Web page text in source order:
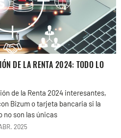
DE LA RENTA 2024: TODO LO
de la Renta 2024 interesantes,
Bizum o tarjeta bancaria si la
no son las únicas
2025